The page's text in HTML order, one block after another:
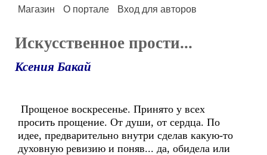
Магазин
О портале Вход для авторов
Искусственное прости...
Ксения Бакай
Прощеное воскресенье. Принято у всех
просить прощение. От души, от сердца. По
идее, предварительно внутри сделав какую-то
духовную ревизию и поняв... да, обидела или